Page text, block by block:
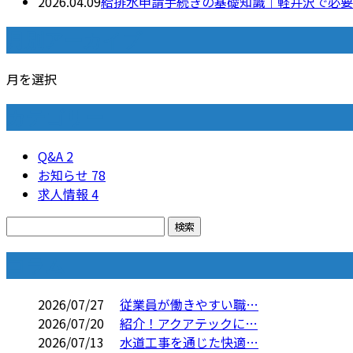
月を選択
Q&A 2
お知らせ 78
求人情報 4
2026/07/27
従業員が働きやすい職…
2026/07/20
紹介！アクアテックに…
2026/07/13
水道工事を通じた快適…